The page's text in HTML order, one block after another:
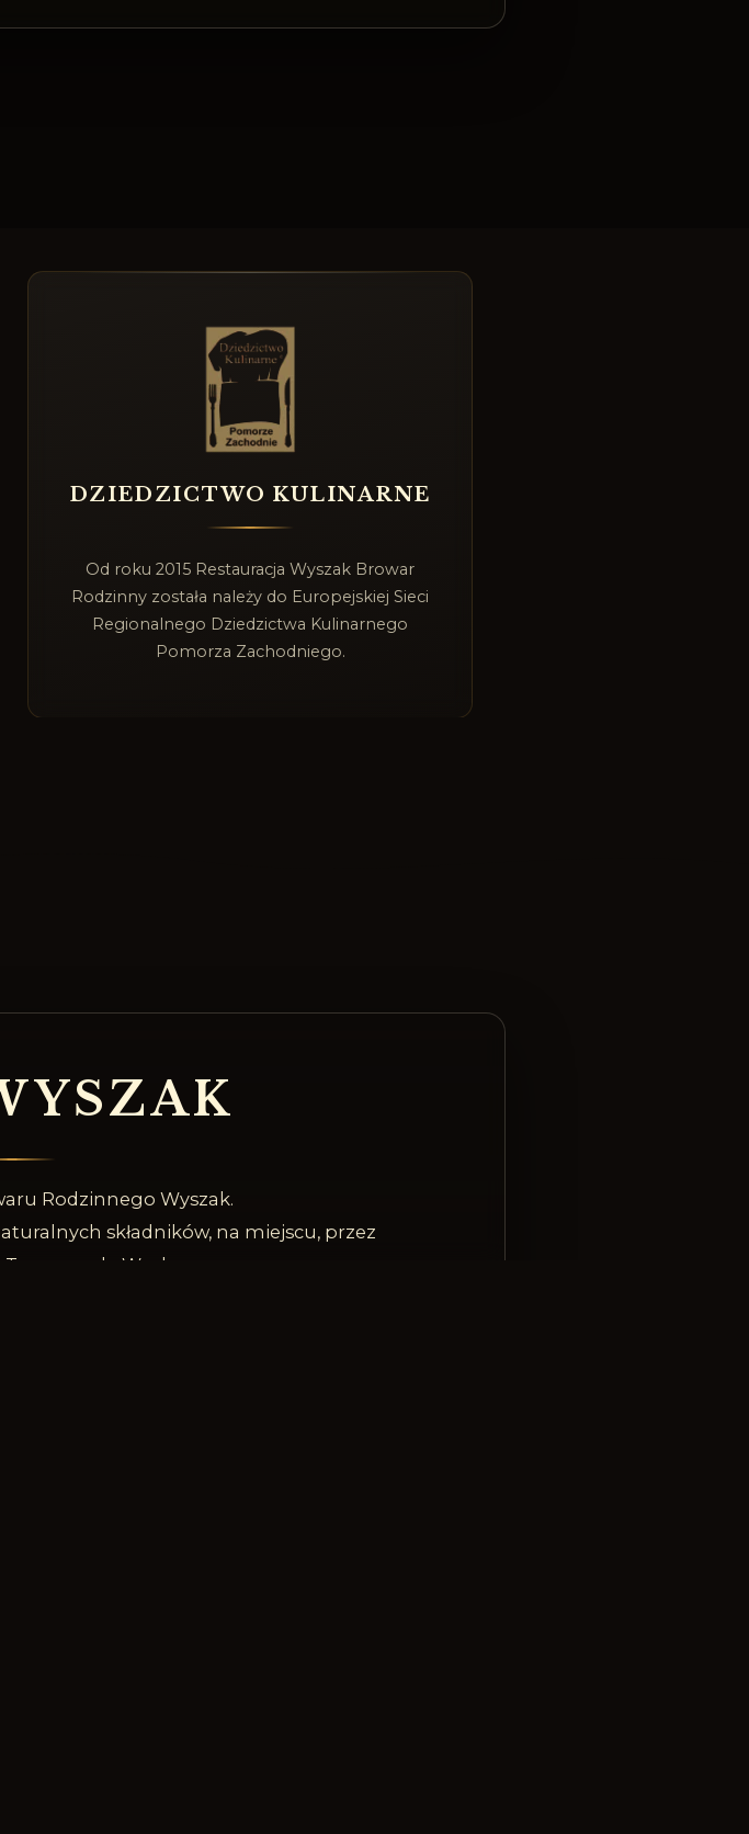
DZIEDZICTWO KULINARNE
Od roku 2015 Restauracja Wyszak Browar
Rodzinny została należy do Europejskiej Sieci
Regionalnego Dziedzictwa Kulinarnego
Pomorza Zachodniego.
YSZAK
Rodzinnego Wyszak.
składników, na miejscu, przez
de Weyher.